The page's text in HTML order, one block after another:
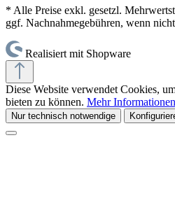
* Alle Preise exkl. gesetzl.
ggf. Nachnahmegebühren, wenn
Realisiert mit Shopware
Diese Website verwendet Cookies,
bieten zu können. Mehr
Nur technisch notwendige